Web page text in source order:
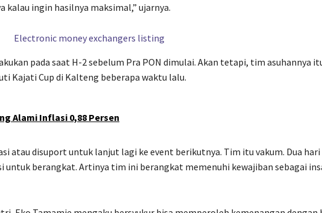
ingin hasilnya maksimal,” ujarnya.
pada saat H-2 sebelum Pra PON dimulai. Akan tetapi, tim asuhannya
Kajati Cup di Kalteng beberapa waktu lalu.
Alami Inflasi 0,88 Persen
atau disuport untuk lanjut lagi ke event berikutnya. Tim itu vakum. Dua hari
untuk berangkat. Artinya tim ini berangkat memenuhi kewajiban sebagai